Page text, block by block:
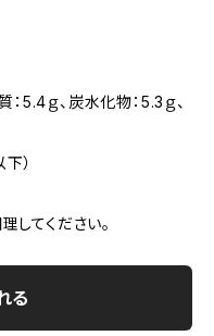
5.4ｇ、炭水化物：5.3ｇ、
）
してください。
る